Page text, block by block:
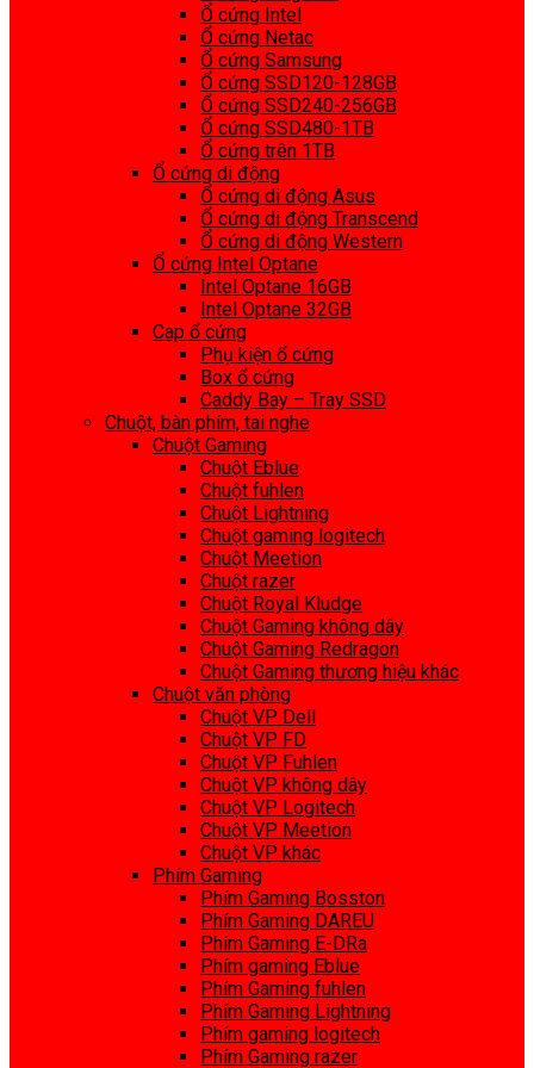
Ổ cứng Intel
Ổ cứng Netac
Ổ cứng Samsung
Ổ cứng SSD120-128GB
Ổ cứng SSD240-256GB
Ổ cứng SSD480-1TB
Ổ cứng trên 1TB
Ổ cứng di động
Ổ cứng di động Asus
Ổ cứng di động Transcend
Ổ cứng di động Western
Ổ cứng Intel Optane
Intel Optane 16GB
Intel Optane 32GB
Cap ổ cứng
Phụ kiện ổ cứng
Box ổ cứng
Caddy Bay – Tray SSD
Chuột, bàn phím, tai nghe
Chuột Gaming
Chuột Eblue
Chuột fuhlen
Chuột Lightning
Chuột gaming logitech
Chuột Meetion
Chuột razer
Chuột Royal Kludge
Chuột Gaming không dây
Chuột Gaming Redragon
Chuột Gaming thương hiệu khác
Chuột văn phòng
Chuột VP Dell
Chuột VP FD
Chuột VP Fuhlen
Chuột VP không dây
Chuột VP Logitech
Chuột VP Meetion
Chuột VP khác
Phím Gaming
Phím Gaming Bosston
Phím Gaming DAREU
Phím Gaming E-DRa
Phím gaming Eblue
Phím Gaming fuhlen
Phím Gaming Lightning
Phím gaming logitech
Phím Gaming razer